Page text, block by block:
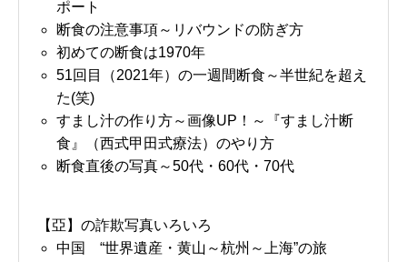
ポート
断食の注意事項～リバウンドの防ぎ方
初めての断食は1970年
51回目（2021年）の一週間断食～半世紀を超え
た(笑)
すまし汁の作り方～画像UP！～『すまし汁断
食』（西式甲田式療法）のやり方
断食直後の写真～50代・60代・70代
【亞】の詐欺写真いろいろ
中国 “世界遺産・黄山～杭州～上海”の旅